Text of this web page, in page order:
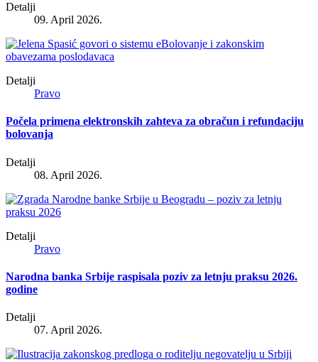
Detalji
09. April 2026.
Detalji
Pravo
Počela primena elektronskih zahteva za obračun i refundaciju
bolovanja
Detalji
08. April 2026.
Detalji
Pravo
Narodna banka Srbije raspisala poziv za letnju praksu 2026.
godine
Detalji
07. April 2026.